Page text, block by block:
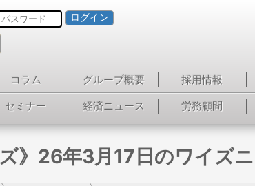
ログイン
コラム グループ概要 採用情報
セミナー 経済ニュース 労務顧問
ズ》26年3月17日のワイズ